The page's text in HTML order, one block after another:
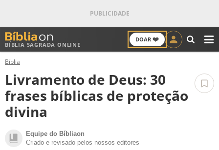
BÍBLIA SAGRADA ONLINE
DOAR ❤️
ANTIGO TESTAMENTO
NOVO TESTAMENTO
VERSÍCULOS
VERSÍCULO DO DIA
Bíblia
Livramento de Deus: 30
frases bíblicas de proteção
divina
Equipe do Bíbliaon
Criado e revisado pelos nossos editores